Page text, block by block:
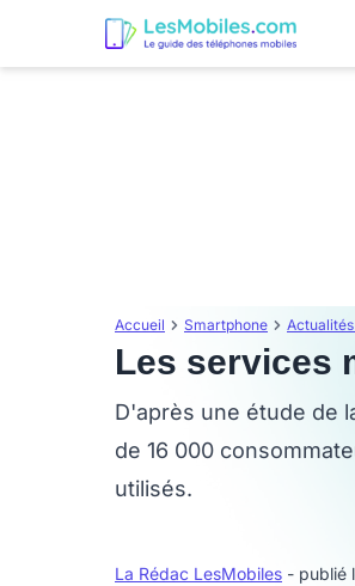
Accueil Smartphone
Les services
D'après une étude de
de 16 000
utilisés.
La Rédac LesMobiles - publié